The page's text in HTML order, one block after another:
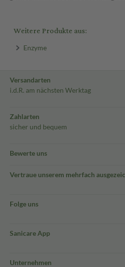
Weitere Produkte aus:
Enzyme
Versandarten
i.d.R. am nächsten Werktag
Zahlarten
sicher und bequem
Bewerte uns
Vertraue unserem mehrfach
Folge uns
Sanicare App
Unternehmen